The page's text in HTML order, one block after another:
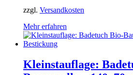
zzgl. Versandkosten
Mehr erfahren
Kleinstauflage: